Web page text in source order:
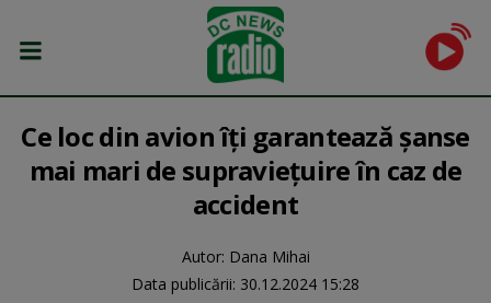
Ce loc din avion îți garantează șanse
mai mari de supraviețuire în caz de
accident
Autor: Dana Mihai
Data publicării: 30.12.2024 15:28